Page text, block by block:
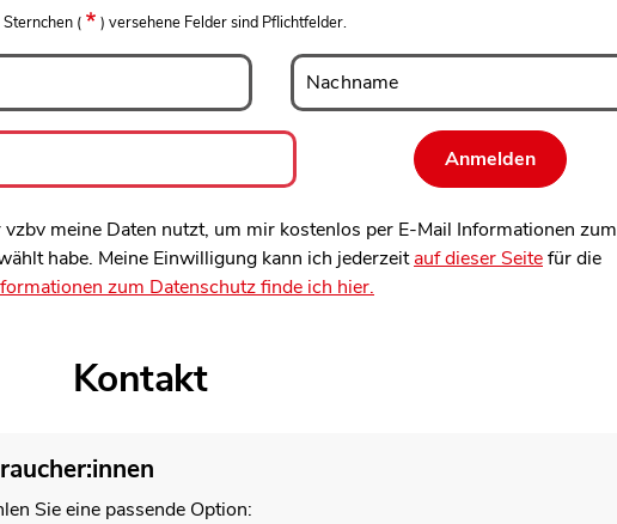
( ) versehene Felder sind Pflichtfelder.
Nachname
Nachname
vzbv meine Daten nutzt, um mir kostenlos per E-Mail Informationen zum
habe. Meine Einwilligung kann ich jederzeitauf dieser Seitefür die
zum Datenschutz finde ich hier.
Kontakt
Sie eine passende Option: